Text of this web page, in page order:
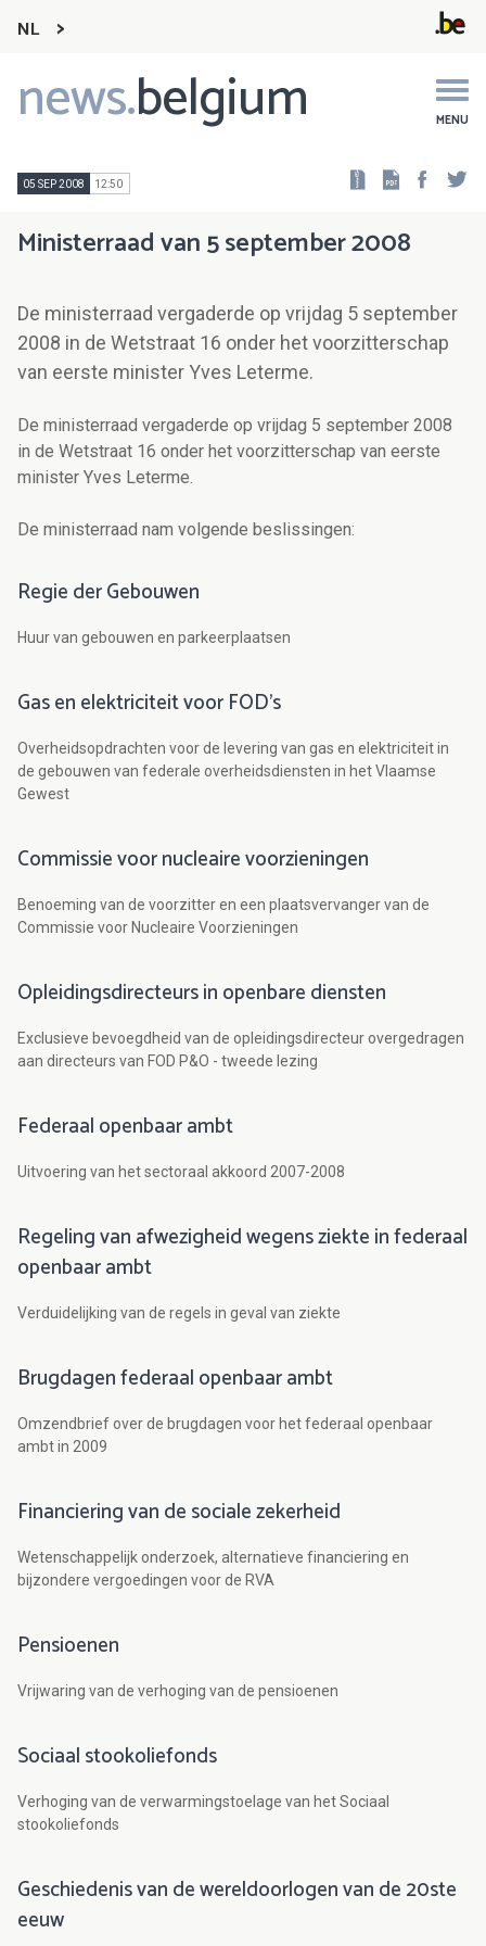
NL
news.belgium MENU
Main
navigation
05 SEP 2008 12:50
Ministerraad van 5 september 2008
De ministerraad vergaderde op vrijdag 5 september
2008 in de Wetstraat 16 onder het voorzitterschap
van eerste minister Yves Leterme.
De ministerraad vergaderde op vrijdag 5 september 2008
in de Wetstraat 16 onder het voorzitterschap van eerste
minister Yves Leterme.
De ministerraad nam volgende beslissingen:
Regie der Gebouwen
Huur van gebouwen en parkeerplaatsen
Gas en elektriciteit voor FOD's
Overheidsopdrachten voor de levering van gas en elektriciteit in
de gebouwen van federale overheidsdiensten in het Vlaamse
Gewest
Commissie voor nucleaire voorzieningen
Benoeming van de voorzitter en een plaatsvervanger van de
Commissie voor Nucleaire Voorzieningen
Opleidingsdirecteurs in openbare diensten
Exclusieve bevoegdheid van de opleidingsdirecteur overgedragen
aan directeurs van FOD P&O - tweede lezing
Federaal openbaar ambt
Uitvoering van het sectoraal akkoord 2007-2008
Regeling van afwezigheid wegens ziekte in federaal
openbaar ambt
Verduidelijking van de regels in geval van ziekte
Brugdagen federaal openbaar ambt
Omzendbrief over de brugdagen voor het federaal openbaar
ambt in 2009
Financiering van de sociale zekerheid
Wetenschappelijk onderzoek, alternatieve financiering en
bijzondere vergoedingen voor de RVA
Pensioenen
Vrijwaring van de verhoging van de pensioenen
Sociaal stookoliefonds
Verhoging van de verwarmingstoelage van het Sociaal
stookoliefonds
Geschiedenis van de wereldoorlogen van de 20ste
eeuw